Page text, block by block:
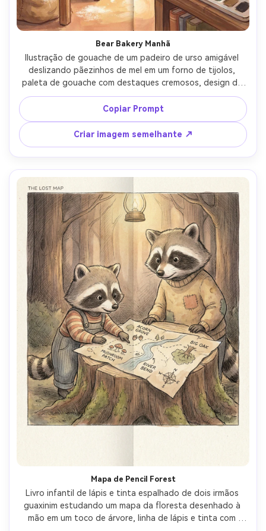
Bear Bakery Manhã
Ilustração de gouache de um padeiro de urso amigável
deslizando pãezinhos de mel em um forno de tijolos,
paleta de gouache com destaques cremosos, design de
personagem caprichoso, adereços de cozinha
aconchegantes, sensação de layout de espalhamento de
páginas duplas, formas de silhueta claras, texturas sutis
de poeira de farinha, personagem consistente através
das páginas, lente de 85mm, profundidade de campo
rasa-AR 4:5
Copiar Prompt
Criar imagem semelhante ↗
Mapa de Pencil Forest
Livro infantil de lápis e tinta espalhado de dois irmãos
guaxinim estudando um mapa da floresta desenhado à
mão em um toco de árvore, linha de lápis e tinta com